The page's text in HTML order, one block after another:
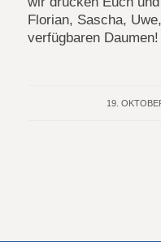
Florian, Sascha,
verfügbaren Daumen!
19. /